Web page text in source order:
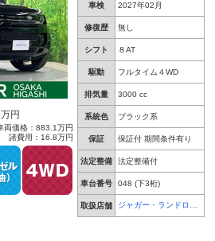
車検 2027年02月
修復歴 無し
シフト ８AT
駆動 フルタイム４WD
排気量 3000 cc
系統色 ブラック系
保証 保証付 期間条件有り
法定整備 法定整備付
車台番号 048 (下3桁)
取扱店舗
ジャガー・ランドロー
万円
両価格：883.1万円
諸費用：16.8万円